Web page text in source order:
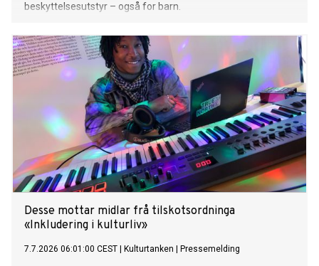
beskyttelsesutstyr – også for barn.
Desse mottar midlar frå tilskotsordninga
«Inkludering i kulturliv»
7.7.2026 06:01:00 CEST Kulturtanken Pressemelding